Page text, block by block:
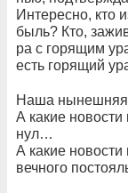
Ин­те­рес­но, кто
быль? Кто,
ра с го­ря­щим
есть го­ря­щий
На­ша ны­неш­няя
А ка­кие
нул…
А ка­кие
веч­но­го